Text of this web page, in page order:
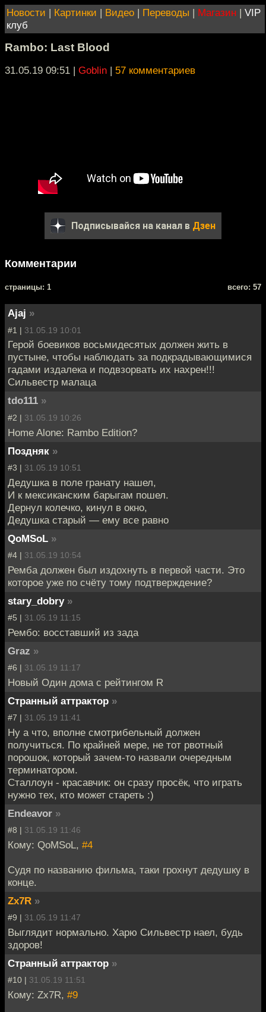
Новости | Картинки | Видео | Переводы | Магазин | VIP
клуб
Rambo: Last Blood
31.05.19 09:51 | Goblin | 57 комментариев
Подписывайся на канал в Дзен
Комментарии
cтраницы: 1 всего: 57
Ajaj »
#1 | 31.05.19 10:01
Герой боевиков восьмидесятых должен жить в
пустыне, чтобы наблюдать за подкрадывающимися
гадами издалека и подвзорвать их нахрен!!!
Сильвестр малаца
tdo111 »
#2 | 31.05.19 10:26
Home Alone: Rambo Edition?
Поздняк »
#3 | 31.05.19 10:51
Дедушка в поле гранату нашел,
И к мексиканским барыгам пошел.
Дернул колечко, кинул в окно,
Дедушка старый — ему все равно
QoMSoL »
#4 | 31.05.19 10:54
Ремба должен был издохнуть в первой части. Это
которое уже по счёту тому подтверждение?
stary_dobry »
#5 | 31.05.19 11:15
Рембо: восставший из зада
Graz »
#6 | 31.05.19 11:17
Новый Один дома с рейтингом R
Странный аттрактор »
#7 | 31.05.19 11:41
Ну а что, вполне смотрибельный должен
получиться. По крайней мере, не тот рвотный
порошок, который зачем-то назвали очередным
терминатором.
Сталлоун - красавчик: он сразу просёк, что играть
нужно тех, кто может стареть :)
Endeavor »
#8 | 31.05.19 11:46
Кому: QoMSoL, #4
Судя по названию фильма, таки грохнут дедушку в
конце.
Zx7R »
#9 | 31.05.19 11:47
Выглядит нормально. Харю Сильвестр наел, будь
здоров!
Странный аттрактор »
#10 | 31.05.19 11:51
Кому: Zx7R, #9